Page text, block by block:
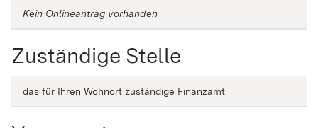
Kein Onlineantrag vorhanden
Zuständige Stelle
das für Ihren Wohnort zuständige Finanzamt